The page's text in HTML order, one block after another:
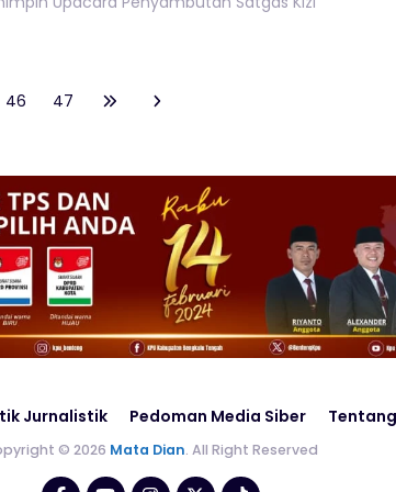
46 47
Jurnalistik Pedoman Media Siber
© 2026 Mata Dian. All Right Reserved